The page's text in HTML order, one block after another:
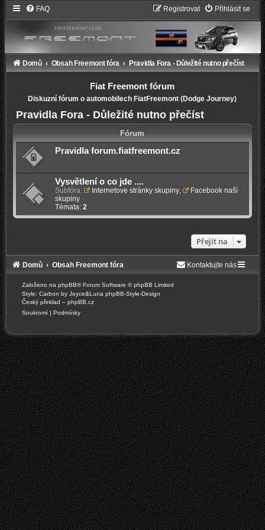
FAQ Přihlásit se
Registrovat
Domů Obsah Freemont fóra Pravidla Fora - Důležité nutno přečíst
Fiat Freemont fórum
Diskuzní fórum o automobilech FiatFreemont (Dodge Journey)
Pravidla Fora - Důležité nutno přečíst
Fórum
Pravidla forum.fiatfreemont.cz
Vysvětlení o co jde ....
Subfóra: Internetove stránky skupiny,
Facebook naší
skupiny
Témata: 2
Přejít na
Domů Obsah Freemont fóra Kontaktujte nás
Založeno na phpBB® Forum Software © phpBB Limited
Style: Carbon by Joyce&Luna phpBB-Style-Design
Český překlad – phpBB.cz
Soukromí | Podmínky